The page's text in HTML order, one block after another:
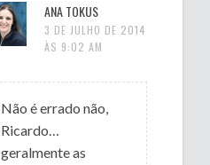
ANA TOKUS
3 DE JULHO DE 2014
ÀS 9:02 AM
Não é errado não,
Ricardo…
geralmente as